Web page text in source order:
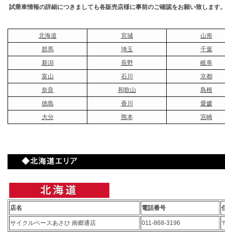
試乗車情報の詳細につきましても各販売店様に事前のご確認をお願い致します
北海道 宮城
山形
群馬
埼玉
千葉
新潟
長野
岐阜
富山
石川
京都
奈良
和歌山
島根
徳島
香川
愛媛
大分
熊本 宮崎
店名 電話番号
サイクルベースあさひ 南郷通店 011-868-3196